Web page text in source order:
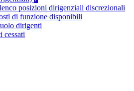
posizioni dirigenziali discrezionali
di funzione disponibili
dirigenti
cessati